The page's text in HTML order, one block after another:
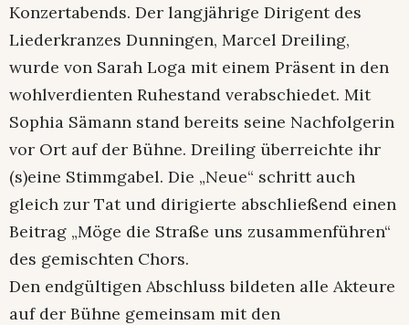
Konzertabends. Der langjährige Dirigent des
Liederkranzes Dunningen, Marcel Dreiling,
wurde von Sarah Loga mit einem Präsent in den
wohlverdienten Ruhestand verabschiedet. Mit
Sophia Sämann stand bereits seine Nachfolgerin
vor Ort auf der Bühne. Dreiling überreichte ihr
(s)eine Stimmgabel. Die „Neue“ schritt auch
gleich zur Tat und dirigierte abschließend einen
Beitrag „Möge die Straße uns zusammenführen“
des gemischten Chors.
Den endgültigen Abschluss bildeten alle Akteure
auf der Bühne gemeinsam mit den